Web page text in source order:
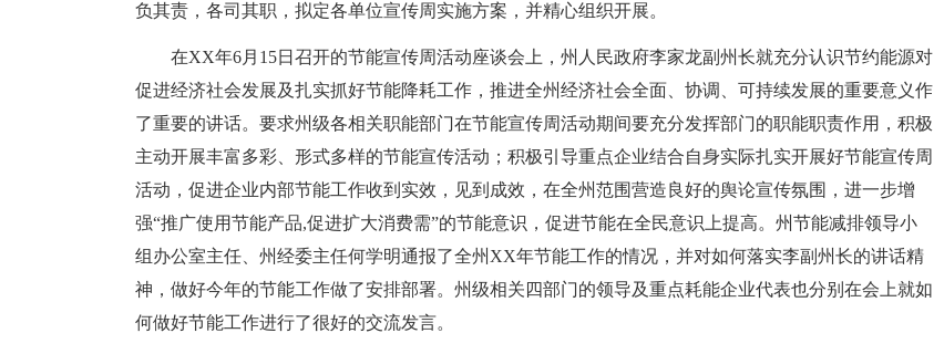
负其责，各司其职，拟定各单位宣传周实施方案，并精心组织开展。
在XX年6月15日召开的节能宣传周活动座谈会上，州人民政府李家龙副州长就充分认识节约能源对
促进经济社会发展及扎实抓好节能降耗工作，推进全州经济社会全面、协调、可持续发展的重要意义作
了重要的讲话。要求州级各相关职能部门在节能宣传周活动期间要充分发挥部门的职能职责作用，积极
主动开展丰富多彩、形式多样的节能宣传活动；积极引导重点企业结合自身实际扎实开展好节能宣传周
活动，促进企业内部节能工作收到实效，见到成效，在全州范围营造良好的舆论宣传氛围，进一步增
强“推广使用节能产品,促进扩大消费需”的节能意识，促进节能在全民意识上提高。州节能减排领导小
组办公室主任、州经委主任何学明通报了全州XX年节能工作的情况，并对如何落实李副州长的讲话精
神，做好今年的节能工作做了安排部署。州级相关四部门的领导及重点耗能企业代表也分别在会上就如
何做好节能工作进行了很好的交流发言。